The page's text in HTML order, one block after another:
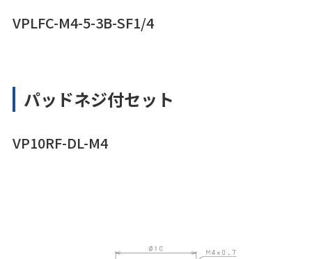
VPLFC-M4-5-3B-SF1/4
パッドネジ付セット
VP10RF-DL-M4